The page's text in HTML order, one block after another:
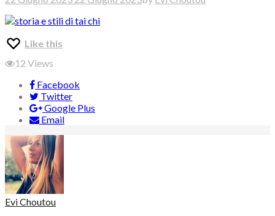
Like this
12 Views
Facebook
Twitter
Google Plus
Email
Evi Choutou